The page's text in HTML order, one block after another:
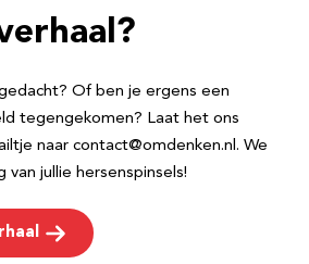
Of ben je ergens een
tegengekomen? Laat het ons
naar contact@omdenken.nl. We
jullie hersenspinsels!